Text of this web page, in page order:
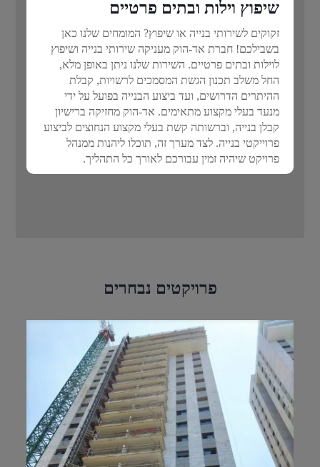
שיפוץ וילות ובתים פרטיים
זקוקים לשירותי בנייה או שיפוץ? המומחים שלנו כאן
בשבילכם! חברת אד-הוק מעניקה שירותי בנייה ושיפוץ
לוילות ובתים פרטיים. השירות שלנו ניתן באופן מלא,
החל משלב תכנון הגשת המסמכים לרשויות, קבלת
ההיתרים הדרושים, ועד ביצוע הבנייה בפועל על ידי
מנעד בעלי מקצוע מתאימים. אד-הוק מחזיקה ברישיון
קבלן בנייה, וברשותה קשת בעלי מקצוע הנחוצים לביצוע
פרוייקטי בנייה. לצד מערך זה, תוכלו ליהנות ממנהל
פרויקט שיהיה זמין עבורכם לאורך כל התהליך.
פרויקטים נבחרים